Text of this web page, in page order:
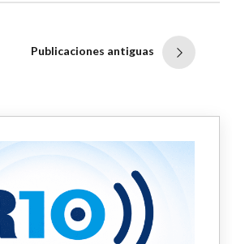
Publicaciones antiguas